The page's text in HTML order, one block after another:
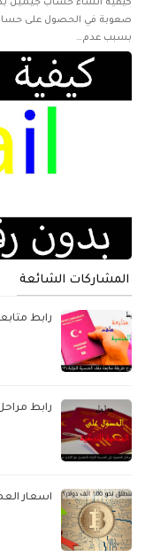
كيفية انشاء حساب جيميل
صعوبة في الحصول على
بسبب عدم…
المشاركات الشائعة
رابط
رابط
اسعار